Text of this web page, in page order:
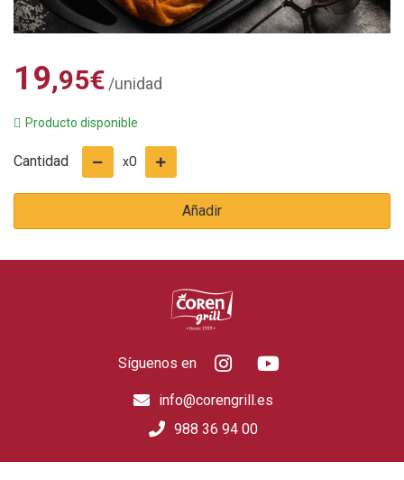
19,95€ /unidad
Producto disponible
Cantidad x0
Añadir
Síguenos en
info@corengrill.es
988 36 94 00